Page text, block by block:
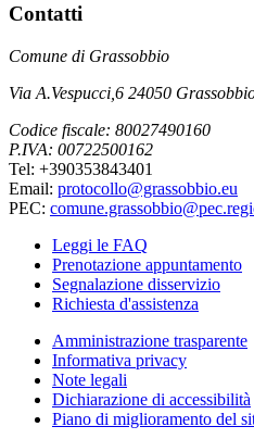
Contatti
Comune di Grassobbio
Via A.Vespucci,6 24050
Codice fiscale: 80027490160
P.IVA: 00722500162
Tel: +390353843401
Email: protocollo@grassobbio.eu
PEC:
Leggi le FAQ
Prenotazione appuntamento
Segnalazione disservizio
Richiesta d'assistenza
Amministrazione trasparente
Informativa privacy
Note legali
Dichiarazione di accessibilità
Piano di miglioramento del